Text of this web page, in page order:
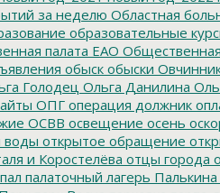
за неделю Областная
образовательные
палата ЕАО
обыск обыски
Голодец Ольга Данилина
ОПГ операция должник
ОСВВ освещение осень
воды открытое обращение
и Коростелёва отцы города
пал палаточный лагерь Палькина